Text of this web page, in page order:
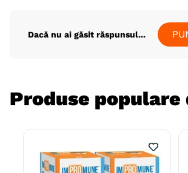
Dacă nu ai găsit răspunsul...
Produse